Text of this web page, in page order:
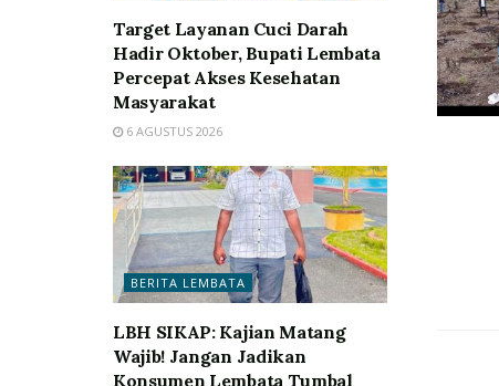
Target Layanan Cuci Darah
Hadir Oktober, Bupati Lembata
Percepat Akses Kesehatan
Masyarakat
6 AGUSTUS 2026
BERITA LEMBATA
LBH SIKAP: Kajian Matang
Wajib! Jangan Jadikan
Konsumen Lembata Tumbal